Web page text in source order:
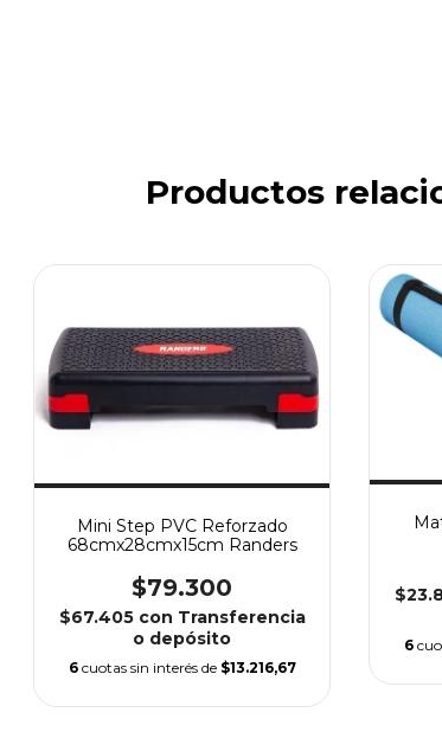
Productos
Mini Step PVC Reforzado
68cmx28cmx15cm Randers
$79.300
$67.405 con Transferencia
o depósito
6 cuotas sin interés de $13.216,67
6